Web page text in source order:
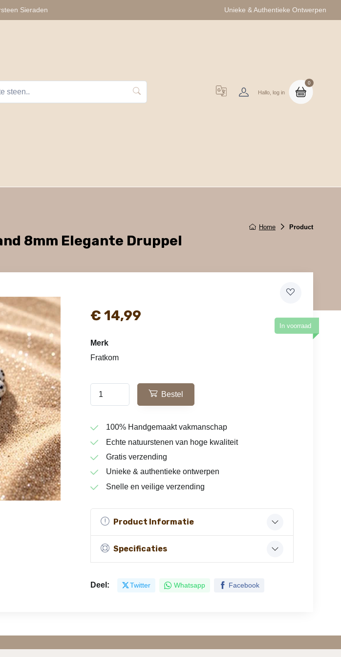
Sieraden Unieke & Authentieke Ontwerpen
Hallo, log in
0
Home Product
8mm Elegante Druppel
€ 14,99
In voorraad
Merk
Fratkom
Bestel
100% Handgemaakt vakmanschap
Echte natuurstenen van hoge kwaliteit
Gratis verzending
Unieke & authentieke ontwerpen
Snelle en veilige verzending
Product Informatie
Specificaties
Deel: Twitter Whatsapp Facebook